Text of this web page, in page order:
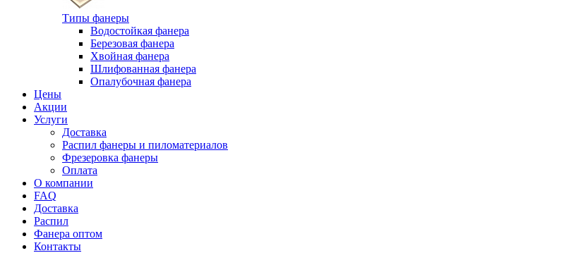
Типы фанеры
Водостойкая фанера
Березовая фанера
Хвойная фанера
Шлифованная фанера
Опалубочная фанера
Цены
Акции
Услуги
Доставка
Распил фанеры и пиломатериалов
Фрезеровка фанеры
Оплата
О компании
FAQ
Доставка
Распил
Фанера оптом
Контакты